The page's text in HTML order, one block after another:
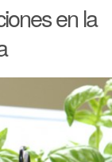
en la